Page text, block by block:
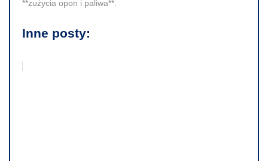
**zużycia opon i paliwa**.
Inne posty: